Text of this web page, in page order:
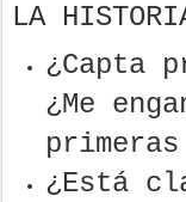
LA
¿Capta
¿Me
¿Está